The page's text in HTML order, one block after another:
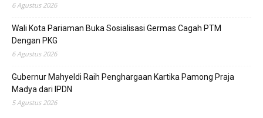
6 Agustus 2026
Wali Kota Pariaman Buka Sosialisasi Germas Cagah PTM
Dengan PKG
6 Agustus 2026
Gubernur Mahyeldi Raih Penghargaan Kartika Pamong Praja
Madya dari IPDN
5 Agustus 2026